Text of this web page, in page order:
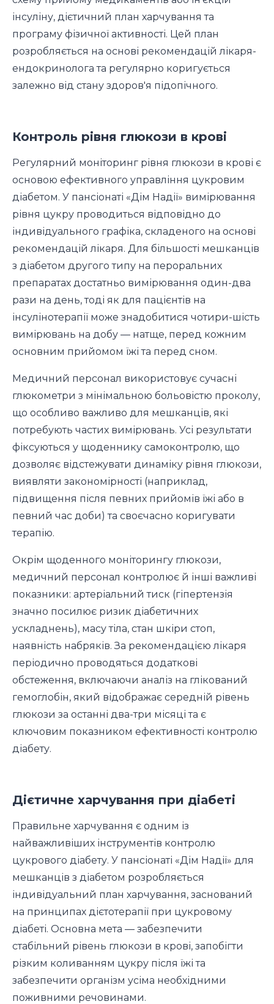
інсуліну, дієтичний план харчування та
програму фізичної активності. Цей план
розробляється на основі рекомендацій лікаря-
ендокринолога та регулярно коригується
залежно від стану здоров'я підопічного.
Контроль рівня глюкози в крові
Регулярний моніторинг рівня глюкози в крові є
основою ефективного управління цукровим
діабетом. У пансіонаті «Дім Надії» вимірювання
рівня цукру проводиться відповідно до
індивідуального графіка, складеного на основі
рекомендацій лікаря. Для більшості мешканців
з діабетом другого типу на пероральних
препаратах достатньо вимірювання один-два
рази на день, тоді як для пацієнтів на
інсулінотерапії може знадобитися чотири-шість
вимірювань на добу — натще, перед кожним
основним прийомом їжі та перед сном.
Медичний персонал використовує сучасні
глюкометри з мінімальною больовістю проколу,
що особливо важливо для мешканців, які
потребують частих вимірювань. Усі результати
фіксуються у щоденнику самоконтролю, що
дозволяє відстежувати динаміку рівня глюкози,
виявляти закономірності (наприклад,
підвищення після певних прийомів їжі або в
певний час доби) та своєчасно коригувати
терапію.
Окрім щоденного моніторингу глюкози,
медичний персонал контролює й інші важливі
показники: артеріальний тиск (гіпертензія
значно посилює ризик діабетичних
ускладнень), масу тіла, стан шкіри стоп,
наявність набряків. За рекомендацією лікаря
періодично проводяться додаткові
обстеження, включаючи аналіз на глікований
гемоглобін, який відображає середній рівень
глюкози за останні два-три місяці та є
ключовим показником ефективності контролю
діабету.
Дієтичне харчування при діабеті
Правильне харчування є одним із
найважливіших інструментів контролю
цукрового діабету. У пансіонаті «Дім Надії» для
мешканців з діабетом розробляється
індивідуальний план харчування, заснований
на принципах дієтотерапії при цукровому
діабеті. Основна мета — забезпечити
стабільний рівень глюкози в крові, запобігти
різким коливанням цукру після їжі та
забезпечити організм усіма необхідними
поживними речовинами.